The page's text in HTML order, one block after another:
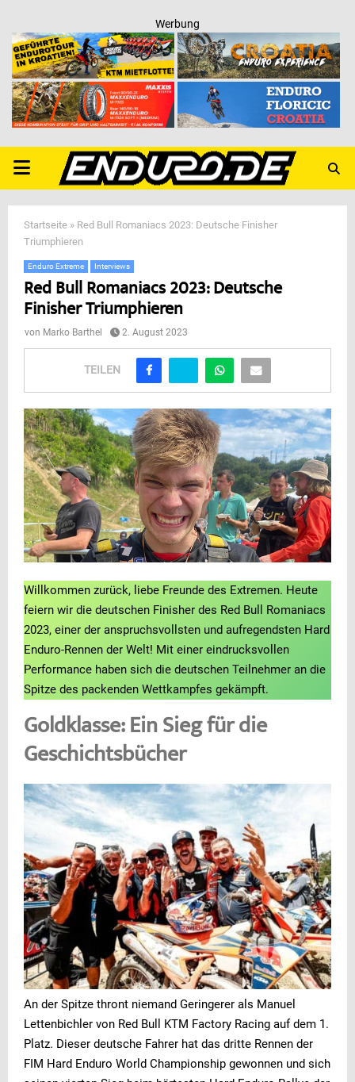
Werbung
PRIMARY
MENU
Startseite » Red Bull Romaniacs 2023: Deutsche Finisher
Triumphieren
Enduro Extreme Interviews
Red Bull Romaniacs 2023: Deutsche
Finisher Triumphieren
von Marko Barthel 2. August 2023
TEILEN
Willkommen zurück, liebe Freunde des Extremen. Heute
feiern wir die deutschen Finisher des Red Bull Romaniacs
2023, einer der anspruchsvollsten und aufregendsten Hard
Enduro-Rennen der Welt! Mit einer eindrucksvollen
Performance haben sich die deutschen Teilnehmer an die
Spitze des packenden Wettkampfes gekämpft.
Goldklasse: Ein Sieg für die
Geschichtsbücher
An der Spitze thront niemand Geringerer als Manuel
Lettenbichler von Red Bull KTM Factory Racing auf dem 1.
Platz. Dieser deutsche Fahrer hat das dritte Rennen der
FIM Hard Enduro World Championship gewonnen und sich